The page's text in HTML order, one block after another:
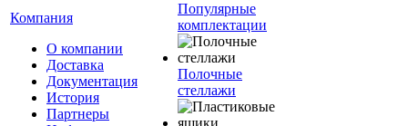
Компания
О компании
Доставка
Документация
История
Партнеры
Популярные
комплектации
Полочные
стеллажи